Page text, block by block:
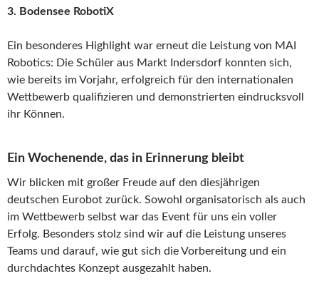
3. Bodensee RobotiX
Ein besonderes Highlight war erneut die Leistung von MAI
Robotics: Die Schüler aus Markt Indersdorf konnten sich,
wie bereits im Vorjahr, erfolgreich für den internationalen
Wettbewerb qualifizieren und demonstrierten eindrucksvoll
ihr Können.
Ein Wochenende, das in Erinnerung bleibt
Wir blicken mit großer Freude auf den diesjährigen
deutschen Eurobot zurück. Sowohl organisatorisch als auch
im Wettbewerb selbst war das Event für uns ein voller
Erfolg. Besonders stolz sind wir auf die Leistung unseres
Teams und darauf, wie gut sich die Vorbereitung und ein
durchdachtes Konzept ausgezahlt haben.